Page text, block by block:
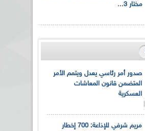
مختار 3...
صدور أمر رئاسي يعدل ويتمم الأمر
المتضمن قانون المعاشات
العسكرية
مريم شرفي للإذاعة: 700 إخطار